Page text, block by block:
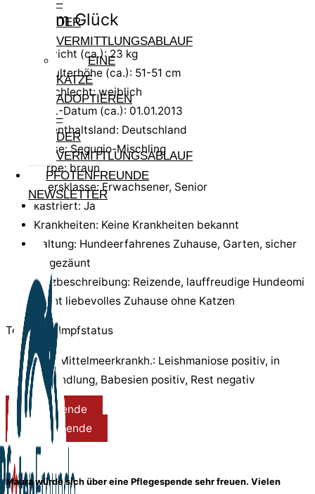
–
DER
VERMITTLUNGSABLAUF
EINE
KATZE
ADOPTIEREN
–
DER
VERMITTLUNGSABLAUF
PFOTENFREUNDE
NEWSLETTER
Pfote im Glück
Gewicht (ca.): 23 kg
Schulterhöhe (ca.): 51-51 cm
Geschlecht: weiblich
Geb.-Datum (ca.): 01.01.2013
Aufenthaltsland: Deutschland
Rasse: Segugio-Mischling
Farbe: braun
Altersklasse: Erwachsener, Senior
kastriert: Ja
Krankheiten: Keine Krankheiten bekannt
Haltung: Hundeerfahrenes Zuhause, Garten, sicher
eingezäunt
Kurzbeschreibung: Reizende, lauffreudige Hundeomi
sucht liebevolles Zuhause ohne Katzen
Test- und Impfstatus
Test Mittelmeerkrankh.: Leishmaniose positiv, in
Behandlung, Babesien positiv, Rest negativ
Reisespende
Pflegespende
Maura würde sich über eine Pflegespende sehr freuen. Vielen